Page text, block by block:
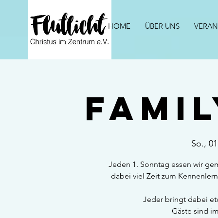
HOME ÜBER UNS
So.,
Jeden 1. Sonntag essen wir
dabei viel Zeit zum
Jeder bringt dabei
Gäste sind